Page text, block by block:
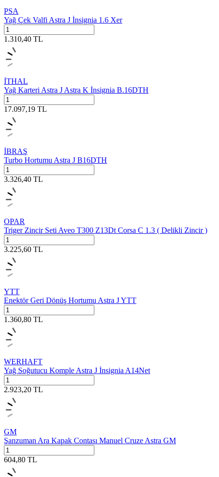
PSA
Yağ Çek Valfi Astra J İnsignia 1.6 Xer
1.310,40 TL
İTHAL
Yağ Karteri Astra J Astra K İnsignia B.16DTH
17.097,19 TL
İBRAŞ
Turbo Hortumu Astra J B16DTH
3.326,40 TL
OPAR
Triger Zincir Seti Aveo T300 Z13Dt Corsa C 1.3 ( Delikli Zincir )
3.225,60 TL
YTT
Enektör Geri Dönüş Hortumu Astra J YTT
1.360,80 TL
WERHAFT
Yağ Soğutucu Komple Astra J İnsignia A14Net
2.923,20 TL
GM
Şanzuman Ara Kapak Contası Manuel Cruze Astra GM
604,80 TL